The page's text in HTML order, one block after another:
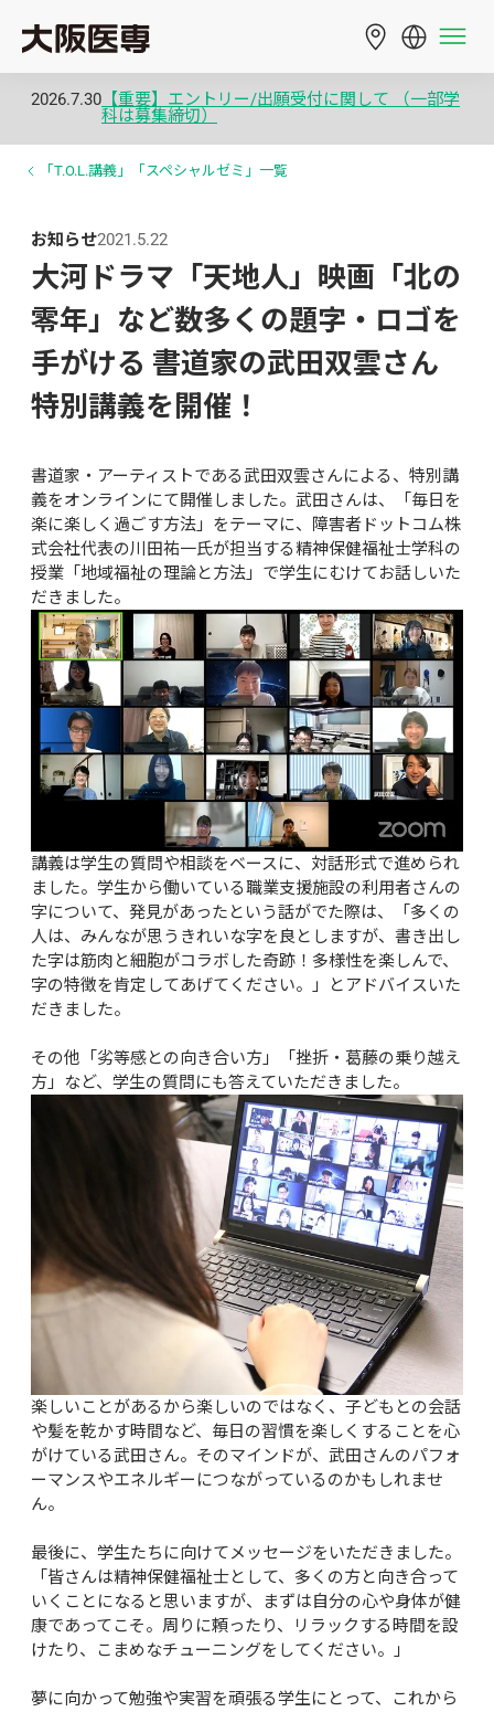
2026.7.30 【重要】エントリー/出願受付に関して （一部学
科は募集締切）
「T.O.L.講義」「スペシャルゼミ」一覧
お知らせ2021.5.22
大河ドラマ「天地人」映画「北の
零年」など数多くの題字・ロゴを
手がける 書道家の武田双雲さん
特別講義を開催！
書道家・アーティストである武田双雲さんによる、特別講
義をオンラインにて開催しました。武田さんは、「毎日を
楽に楽しく過ごす方法」をテーマに、障害者ドットコム株
式会社代表の川田祐一氏が担当する精神保健福祉士学科の
授業「地域福祉の理論と方法」で学生にむけてお話しいた
だきました。
講義は学生の質問や相談をベースに、対話形式で進められ
ました。学生から働いている職業支援施設の利用者さんの
字について、発見があったという話がでた際は、「多くの
人は、みんなが思うきれいな字を良としますが、書き出し
た字は筋肉と細胞がコラボした奇跡！多様性を楽しんで、
字の特徴を肯定してあげてください。」とアドバイスいた
だきました。
その他「劣等感との向き合い方」「挫折・葛藤の乗り越え
方」など、学生の質問にも答えていただきました。
楽しいことがあるから楽しいのではなく、子どもとの会話
や髪を乾かす時間など、毎日の習慣を楽しくすることを心
がけている武田さん。そのマインドが、武田さんのパフォ
ーマンスやエネルギーにつながっているのかもしれませ
ん。
最後に、学生たちに向けてメッセージをいただきました。
「皆さんは精神保健福祉士として、多くの方と向き合って
いくことになると思いますが、まずは自分の心や身体が健
康であってこそ。周りに頼ったり、リラックする時間を設
けたり、こまめなチューニングをしてください。」
夢に向かって勉強や実習を頑張る学生にとって、これから